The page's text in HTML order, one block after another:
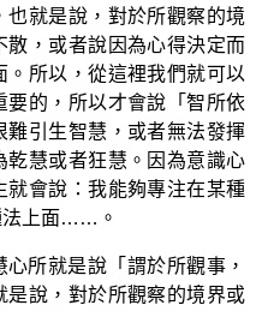
就是說，對於所觀察的境
，或者說因為心得決定而
所以，從這裡我們就可以
要的，所以才會說「智所依
難引生智慧，或者無法發揮
慧或者狂慧。因為意識心
就會說：我能夠專注在某種
法上面……。
所就是說「謂於所觀事，
說，對於所觀察的境界或